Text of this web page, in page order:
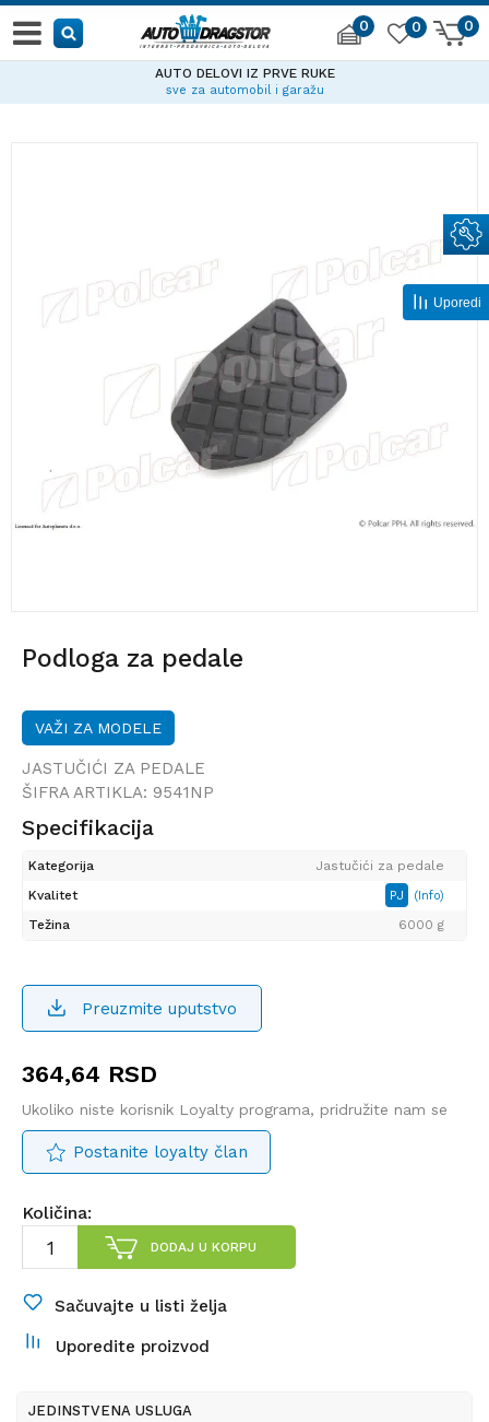
0 0
0
AUTO DELOVI IZ PRVE RUKE
sve za automobil i garažu
Podloga za pedale
VAŽI ZA MODELE
JASTUČIĆI ZA PEDALE
ŠIFRA ARTIKLA: 9541NP
Specifikacija
Kategorija
Jastučići za pedale
Kvalitet
PJ (Info)
Težina 6000 g
Preuzmite uputstvo
364,64 RSD
Ukoliko niste korisnik Loyalty programa, pridružite nam se
Postanite loyalty član
Količina:
DODAJ U KORPU
Sačuvajte u listi želja
Uporedite proizvod
JEDINSTVENA USLUGA
Uporedi